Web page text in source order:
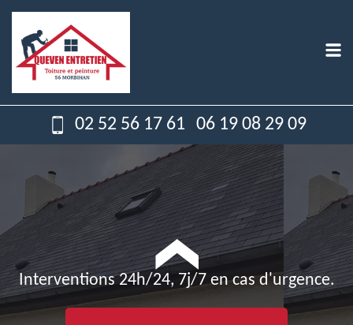
02 52 56 17 61 06 19 08 29 09
Interventions 24h/24, 7j/7 en cas d'urgence.